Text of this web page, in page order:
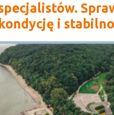
kondycję i